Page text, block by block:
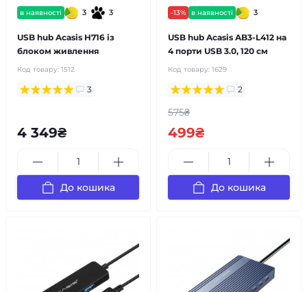
в наявності 3 3
USB hub Acasis H716 із
блоком живлення
Код товару: 1512
3
4 349₴
До кошика
-13% в наявності 3
USB hub Acasis AB3-L412 на
4 порти USB 3.0, 120 см
Код товару: 1629
2
575₴
499₴
До кошика